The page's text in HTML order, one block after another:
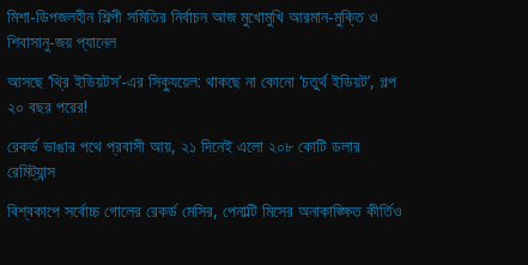
মিশা-ডিপজলহীন শিল্পী সমিতির নির্বাচন আজ মুখোমুখি আরমান-মুক্তি ও
শিবাসানু-জয় প্যানেল
আসছে ‘থ্রি ইডিয়টস’-এর সিক্যুয়েল: থাকছে না কোনো ‘চতুর্থ ইডিয়ট’, গল্প
২০ বছর পরের!
রেকর্ড ভাঙার পথে প্রবাসী আয়, ২১ দিনেই এলো ২০৮ কোটি ডলার
রেমিট্যান্স
বিশ্বকাপে সর্বোচ্চ গোলের রেকর্ড মেসির, পেনাল্টি মিসের অনাকাঙ্ক্ষিত কীর্তিও